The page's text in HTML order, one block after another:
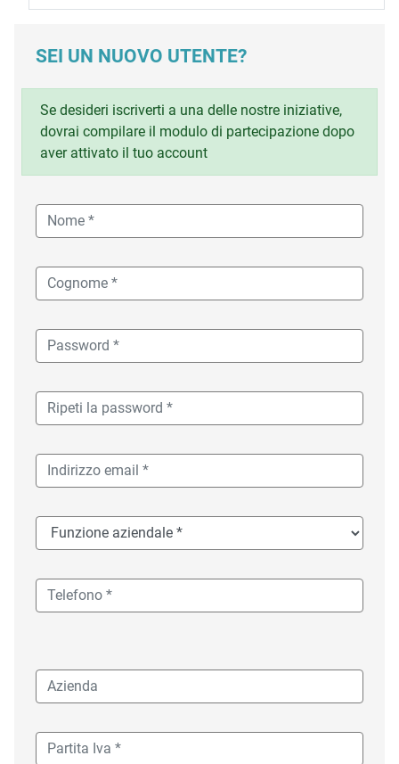
SEI UN NUOVO UTENTE?
Se desideri iscriverti a una delle nostre iniziative,
dovrai compilare il modulo di partecipazione dopo
aver attivato il tuo account